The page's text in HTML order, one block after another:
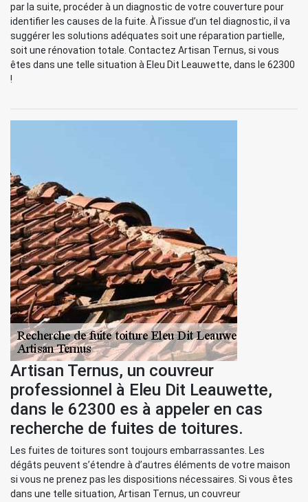
par la suite, procéder à un diagnostic de votre couverture pour
identifier les causes de la fuite. À l’issue d’un tel diagnostic, il va
suggérer les solutions adéquates soit une réparation partielle,
soit une rénovation totale. Contactez Artisan Ternus, si vous
êtes dans une telle situation à Eleu Dit Leauwette, dans le 62300
!
Artisan Ternus, un couvreur
professionnel à Eleu Dit Leauwette,
dans le 62300 es à appeler en cas
recherche de fuites de toitures.
Les fuites de toitures sont toujours embarrassantes. Les
dégâts peuvent s’étendre à d’autres éléments de votre maison
si vous ne prenez pas les dispositions nécessaires. Si vous êtes
dans une telle situation, Artisan Ternus, un couvreur